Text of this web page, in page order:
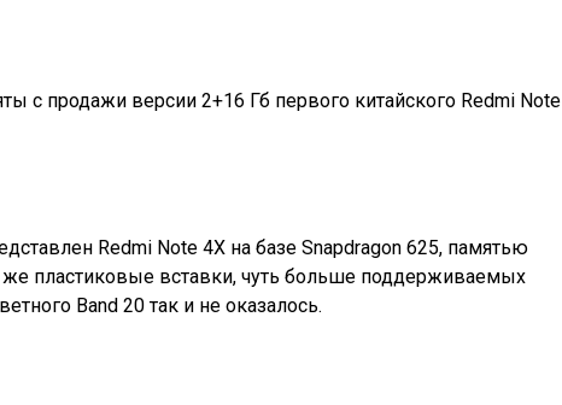
с продажи версии 2+16 Гб первого китайского Redmi Note
Redmi Note 4X на базе Snapdragon 625, памятью
же пластиковые вставки, чуть больше поддерживаемых
Band 20 так и не оказалось.